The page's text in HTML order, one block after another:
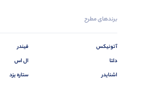
برندهای مطرح
آتونیکس
دلتا
اشنایدر
فیندر
ال اس
ستاره یزد